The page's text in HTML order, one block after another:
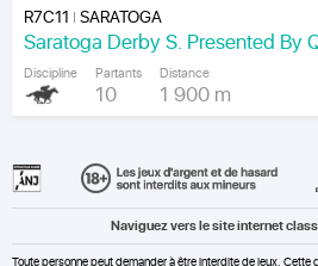
R7C11 |SARATOGA
Saratoga Derby S. Presented By
Discipline Partants
10
Distance
1 900 m
Naviguez vers le site internet